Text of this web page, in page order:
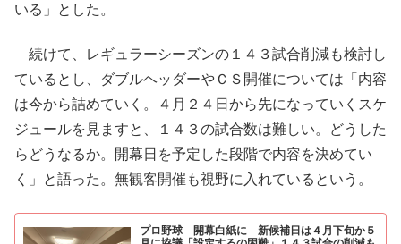
いる」とした。
続けて、レギュラーシーズンの１４３試合削減も検討し
ているとし、ダブルヘッダーやＣＳ開催については「内容
は今から詰めていく。４月２４日から先になっていくスケ
ジュールを見ますと、１４３の試合数は難しい。どうした
らどうなるか。開幕日を予定した段階で内容を決めてい
く」と語った。無観客開催も視野に入れているという。
プロ野球 開幕白紙に 新候補日は４月下旬か５